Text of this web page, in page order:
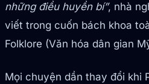
những điều huyền bí”, nhà
viết trong cuốn bách khoa
Folklore (Văn hóa dân gian
Mọi chuyện dần thay đổi khi